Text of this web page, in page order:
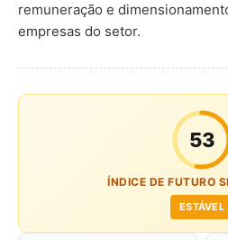
remuneração e
empresas do setor.
53
ÍNDICE DE FUTURO
ESTÁVEL